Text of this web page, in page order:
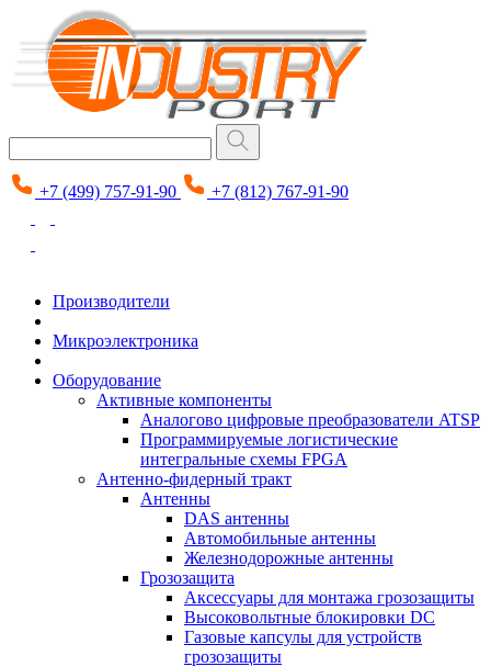
+7 (499) 757-91-90 +7 (812) 767-91-90
Производители
Микроэлектроника
Оборудование
Активные компоненты
Аналогово цифровые преобразователи ATSP
Программируемые логистические
интегральные схемы FPGA
Антенно-фидерный тракт
Антенны
DAS антенны
Автомобильные антенны
Железнодорожные антенны
Грозозащита
Аксессуары для монтажа грозозащиты
Высоковольтные блокировки DC
Газовые капсулы для устройств
грозозащиты